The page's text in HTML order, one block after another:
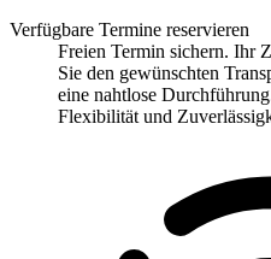
Verfügbare Termine reservieren
Freien Termin sichern. Ihr
Sie den gewünschten
eine nahtlose
Flexibilität und